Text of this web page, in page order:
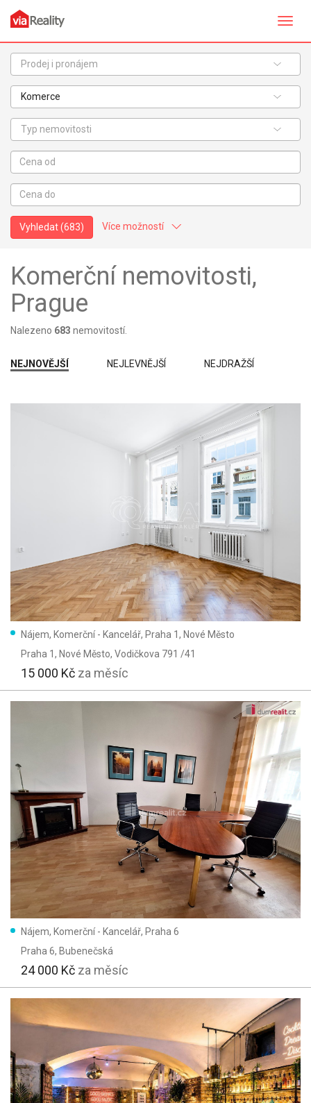
Prodej i pronájem
Komerce
Typ nemovitosti
Vyhledat(683) Více možností
Velmi dobrý
Špatný
Projekt
Panelová
Montovaná
Smíšená
Dřevěná
Skeletová
Typ domu:
Přízemní
Parkování
Garáž
Text:
Užitná plocha:
Stáří inzerátu:
Vše
Vyhledat(683)
Komerční nemovitosti,
Prague
Nalezeno 683 nemovitostí.
NEJNOVĚJŠÍ NEJLEVNĚJŠÍ NEJDRAŽŠÍ
Nájem, Komerční - Kancelář, Praha 1, Nové Město
Praha 1, Nové Město, Vodičkova 791 /41
15 000 Kč za měsíc
Nájem, Komerční - Kancelář, Praha 6
Praha 6, Bubenečská
24 000 Kč za měsíc